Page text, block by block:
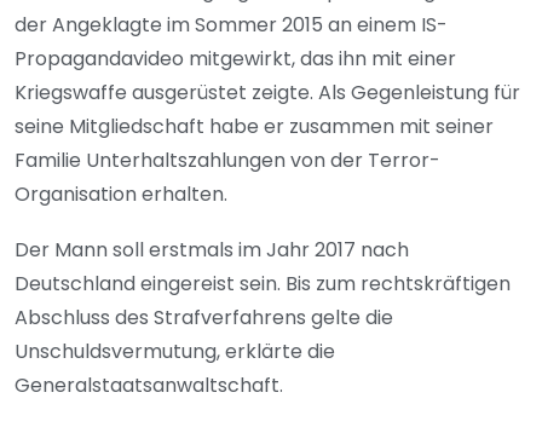
der Angeklagte im Sommer 2015 an einem IS-
Propagandavideo mitgewirkt, das ihn mit einer
Kriegswaffe ausgerüstet zeigte. Als Gegenleistung für
seine Mitgliedschaft habe er zusammen mit seiner
Familie Unterhaltszahlungen von der Terror-
Organisation erhalten.
Der Mann soll erstmals im Jahr 2017 nach
Deutschland eingereist sein. Bis zum rechtskräftigen
Abschluss des Strafverfahrens gelte die
Unschuldsvermutung, erklärte die
Generalstaatsanwaltschaft.